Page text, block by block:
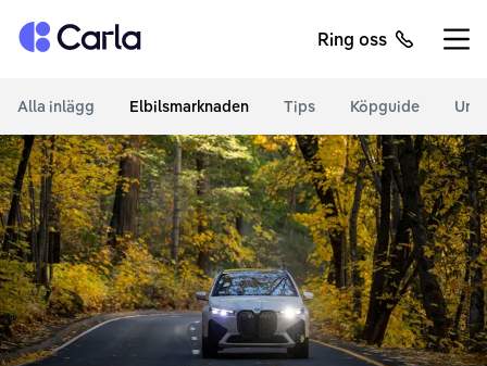
Tillbaka till startsidan Ring oss
Alla inlägg Elbilsmarknaden Tips Köpguide